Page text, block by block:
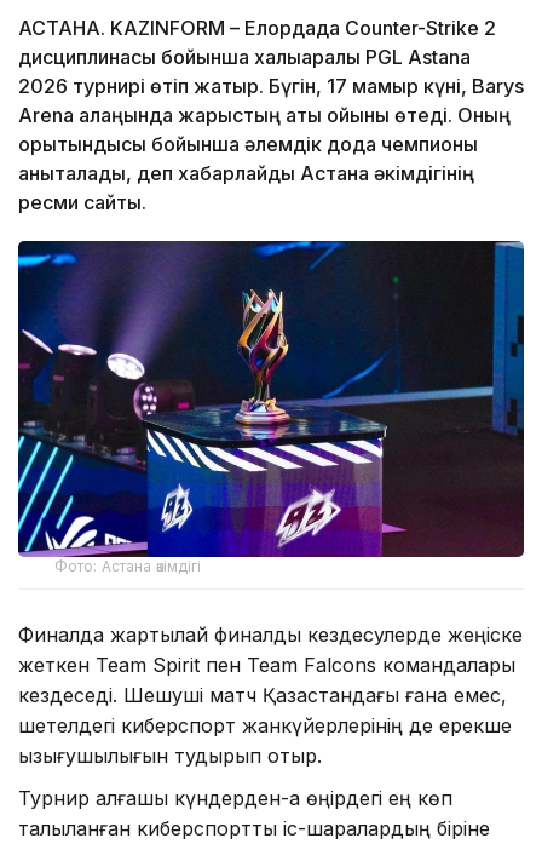
АСТАНА. KAZINFORM – Елордада Counter-Strike 2
дисциплинасы бойынша халықаралық PGL Astana
2026 турнирі өтіп жатыр. Бүгін, 17 мамыр күні, Barys
Arena алаңында жарыстың ақтық ойыны өтеді. Оның
қорытындысы бойынша әлемдік дода чемпионы
анықталады, деп хабарлайды Астана әкімдігінің
ресми сайты.
Фото: Астана әкімдігі
Финалда жартылай финалдық кездесулерде жеңіске
жеткен Team Spirit пен Team Falcons командалары
кездеседі. Шешуші матч Қазақстандағы ғана емес,
шетелдегі киберспорт жанкүйерлерінің де ерекше
қызығушылығын тудырып отыр.
Турнир алғашқы күндерден-ақ өңірдегі ең көп
талқыланған киберспорттық іс-шаралардың біріне